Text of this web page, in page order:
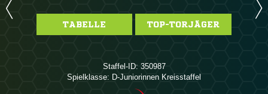
TABELLE TOP-TORJÄGER
Staffel-ID: 350987
Spielklasse: D-Juniorinnen Kreisstaffel